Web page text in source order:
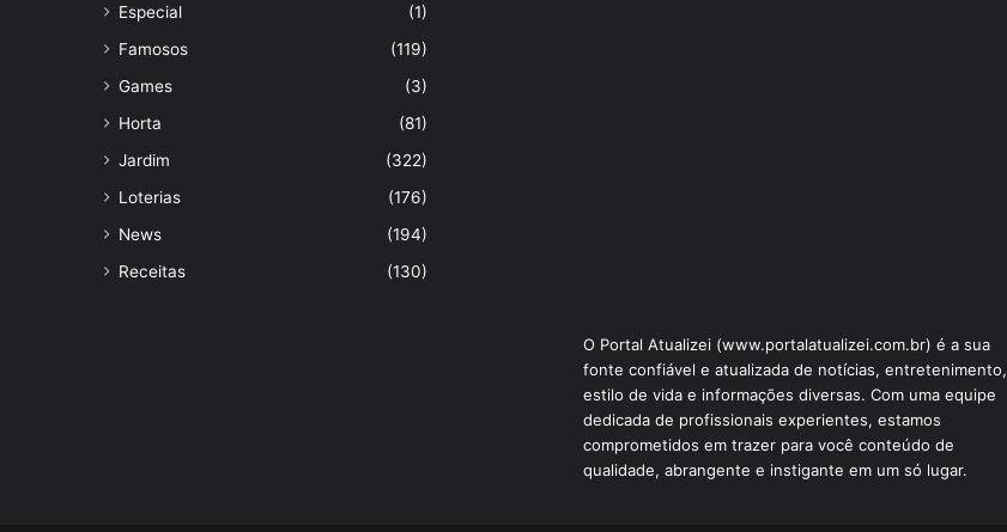
Especial
(1)
Famosos
(119)
Games
(3)
Horta
(81)
Jardim
(322)
Loterias
(176)
News
(194)
Receitas
(130)
O Portal Atualizei (www.portalatualizei.com.br) é a sua
fonte confiável e atualizada de notícias, entretenimento,
estilo de vida e informações diversas. Com uma equipe
dedicada de profissionais experientes, estamos
comprometidos em trazer para você conteúdo de
qualidade, abrangente e instigante em um só lugar.